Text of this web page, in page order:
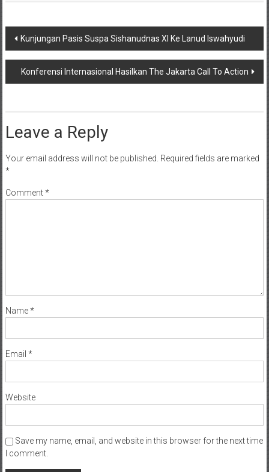
navigation
Konferensi Internasional Hasilkan The Jakarta Call To Action
Your email address will not be published.
Comment
I comment.